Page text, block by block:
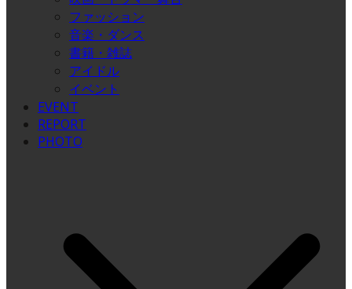
ファッション
音楽・ダンス
書籍・雑誌
アイドル
イベント
EVENT
REPORT
PHOTO